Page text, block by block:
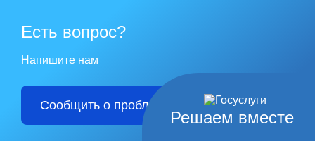
Решаем вместе
Есть вопрос?
Напишите нам
Сообщить о проблеме